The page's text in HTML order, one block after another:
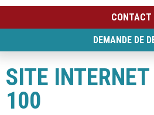
CONTACT
DEMANDE DE
SITE
100